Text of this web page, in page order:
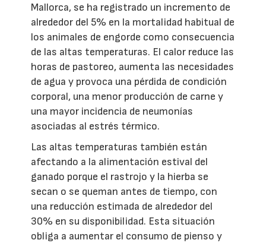
Mallorca, se ha registrado un incremento de
alrededor del 5% en la mortalidad habitual de
los animales de engorde como consecuencia
de las altas temperaturas. El calor reduce las
horas de pastoreo, aumenta las necesidades
de agua y provoca una pérdida de condición
corporal, una menor producción de carne y
una mayor incidencia de neumonías
asociadas al estrés térmico.
Las altas temperaturas también están
afectando a la alimentación estival del
ganado porque el rastrojo y la hierba se
secan o se queman antes de tiempo, con
una reducción estimada de alrededor del
30% en su disponibilidad. Esta situación
obliga a aumentar el consumo de pienso y